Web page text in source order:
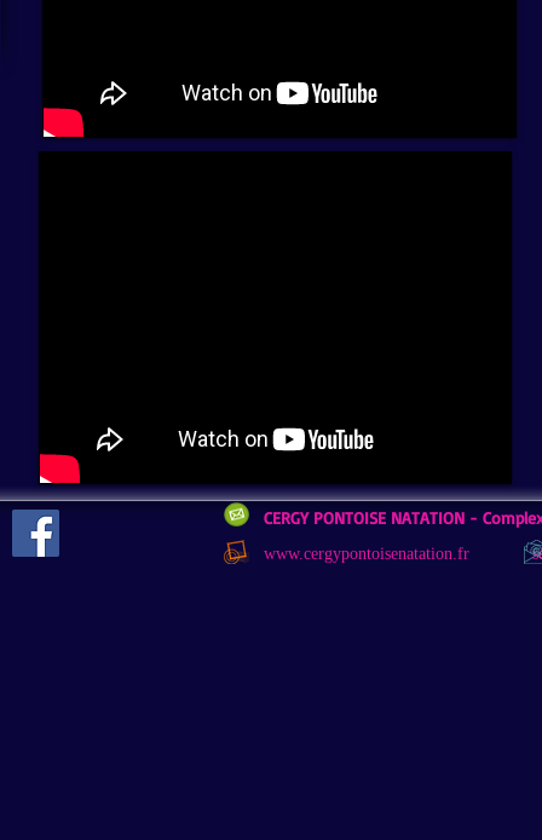
CERGY PONTOISE NATATION -
www.cergypontoisenatation.fr